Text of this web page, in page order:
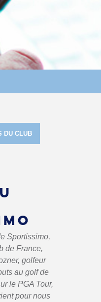
DU CLUB
Sportissimo,
de France,
golfeur
au golf de
le PGA Tour,
pour nous